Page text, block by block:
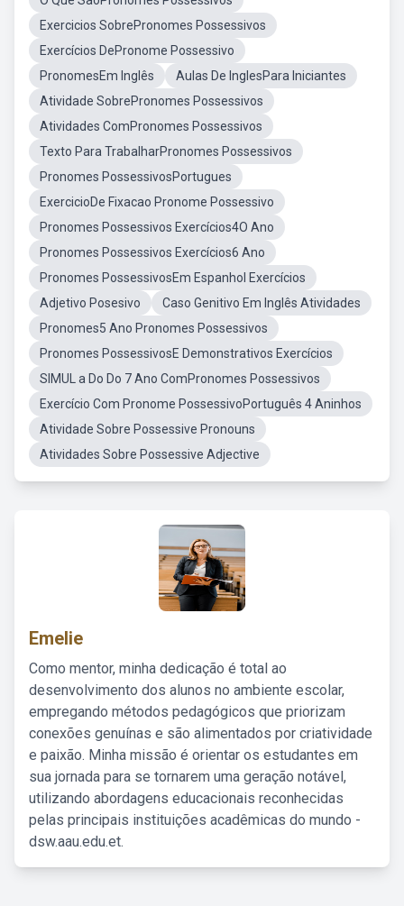
Exercicios SobrePronomes Possessivos
Exercícios DePronome Possessivo
PronomesEm Inglês
Aulas De InglesPara Iniciantes
Atividade SobrePronomes Possessivos
Atividades ComPronomes Possessivos
Texto Para TrabalharPronomes Possessivos
Pronomes PossessivosPortugues
ExercicioDe Fixacao Pronome Possessivo
Pronomes Possessivos Exercícios4O Ano
Pronomes Possessivos Exercícios6 Ano
Pronomes PossessivosEm Espanhol Exercícios
Adjetivo Posesivo
Caso Genitivo Em Inglês Atividades
Pronomes5 Ano Pronomes Possessivos
Pronomes PossessivosE Demonstrativos Exercícios
SIMUL a Do Do 7 Ano ComPronomes Possessivos
Exercício Com Pronome PossessivoPortuguês 4 Aninhos
Atividade Sobre Possessive Pronouns
Atividades Sobre Possessive Adjective
Emelie
Como mentor, minha dedicação é total ao
desenvolvimento dos alunos no ambiente escolar,
empregando métodos pedagógicos que priorizam
conexões genuínas e são alimentados por criatividade
e paixão. Minha missão é orientar os estudantes em
sua jornada para se tornarem uma geração notável,
utilizando abordagens educacionais reconhecidas
pelas principais instituições acadêmicas do mundo -
dsw.aau.edu.et.